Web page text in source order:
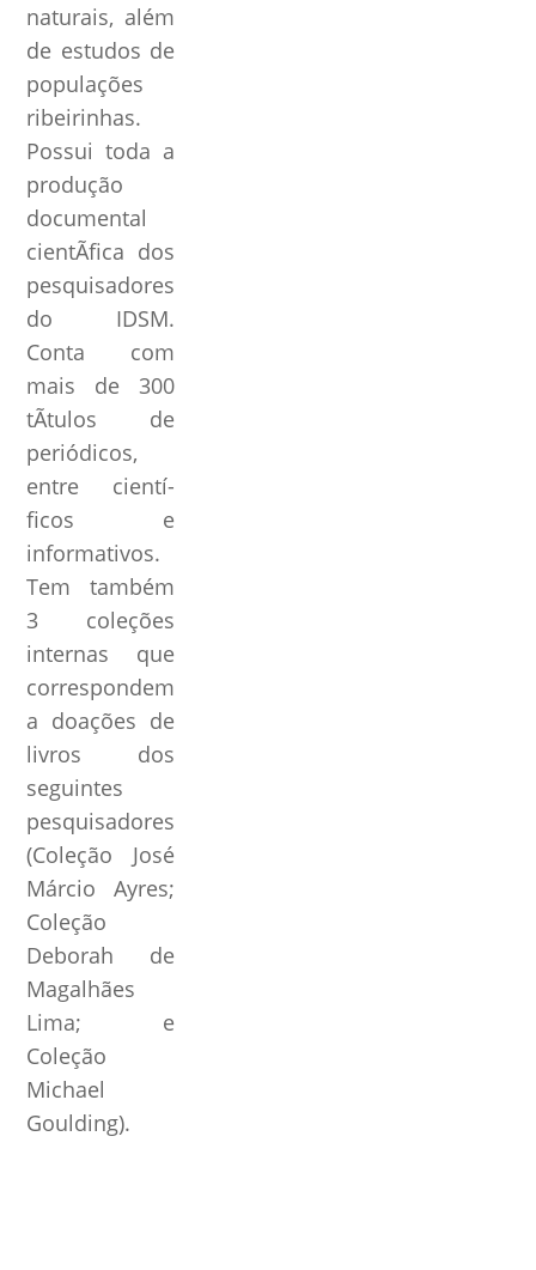
naturais, além
de estudos de
populações
ribeirinhas.
Possui toda a
produção
documental
cientÃ­fica dos
pesquisadores
do IDSM.
Conta com
mais de 300
tÃ­tulos de
periódicos,
entre cientí­
ficos e
informativos.
Tem também
3 coleções
internas que
correspondem
a doações de
livros dos
seguintes
pesquisadores
(Coleção José
Márcio Ayres;
Coleção
Deborah de
Magalhães
Lima; e
Coleção
Michael
Goulding).